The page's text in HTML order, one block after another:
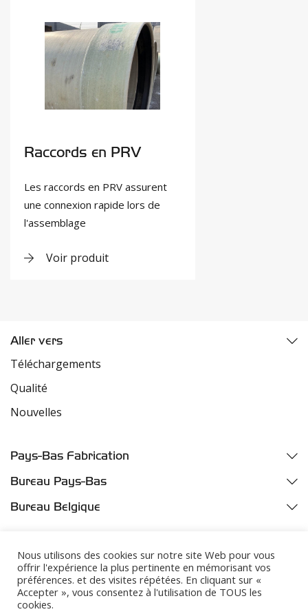
Raccords en PRV
Les raccords en PRV assurent
une connexion rapide lors de
l'assemblage
Voir produit
Aller vers
Téléchargements
Qualité
Nouvelles
Pays-Bas Fabrication
Fazantweg 5
4791 RR Klundert
Industriezone Moerdijk
+31 (0) 168 32 35 00
Bureau Pays-Bas
Parelhoenweg 3
Harbor number M457b
+31 (0) 168 32 35 00
Bureau Belgique
2520 Broechem
+32 (0) 33 540640
Nous utilisons des cookies sur notre site Web pour vous
offrir l'expérience la plus pertinente en mémorisant vos
préférences. et des visites répétées. En cliquant sur «
Accepter », vous consentez à l'utilisation de TOUS les
cookies.